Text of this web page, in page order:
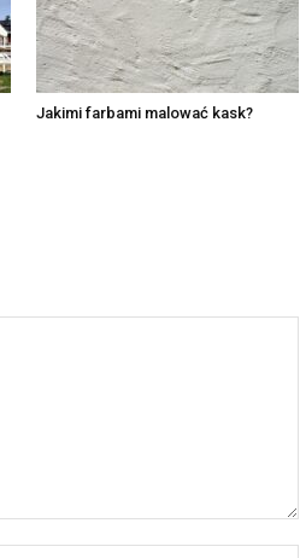
Jakimi farbami malować kask?